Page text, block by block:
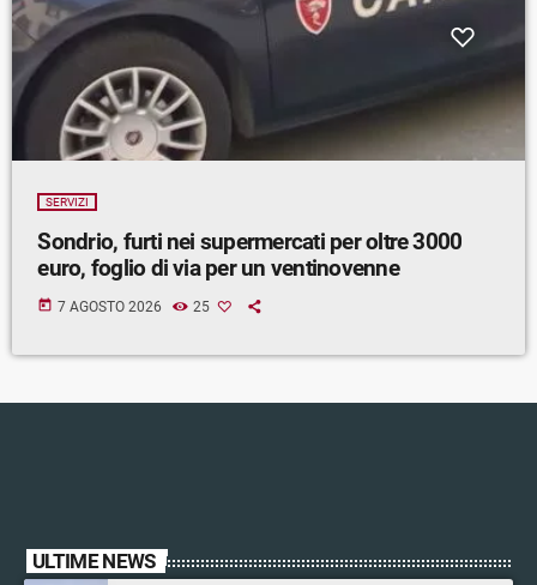
SERVIZI
Sondrio, furti nei supermercati per oltre 3000
euro, foglio di via per un ventinovenne
today 7 AGOSTO 2026 25
ULTIME NEWS